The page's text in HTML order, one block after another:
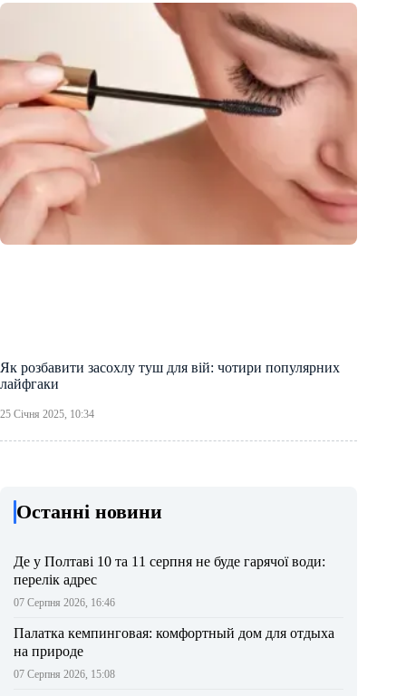
Як розбавити засохлу туш для вій: чотири популярних
лайфгаки
25 Січня 2025, 10:34
Останні новини
Де у Полтаві 10 та 11 серпня не буде гарячої води:
перелік адрес
07 Серпня 2026, 16:46
Палатка кемпинговая: комфортный дом для отдыха
на природе
07 Серпня 2026, 15:08